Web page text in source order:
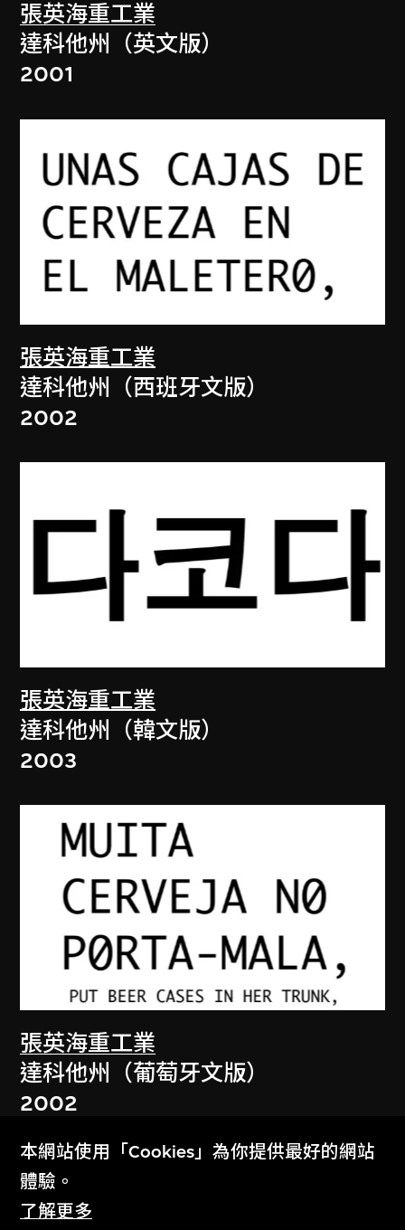
張英海重工業
達科他州（英文版）
2001
張英海重工業
達科他州（西班牙文版）
2002
張英海重工業
達科他州（韓文版）
2003
張英海重工業
達科他州（葡萄牙文版）
2002
本網站使用「Cookies」為你提供最好的網站
體驗。
了解更多